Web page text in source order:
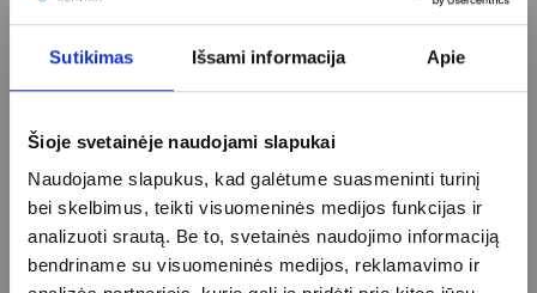
Sutikimas Išsami informacija Apie
Šioje svetainėje naudojami slapukai
Naudojame slapukus, kad galėtume suasmeninti turinį
bei skelbimus, teikti visuomeninės medijos funkcijas ir
analizuoti srautą. Be to, svetainės naudojimo informaciją
bendriname su visuomeninės medijos, reklamavimo ir
Kontraceptinės spiralės „MIRENA“ įvedimas (spiralė
Kontraceptinės spiralės „NOVA T Cu“ įvedimas (spiralė
įskaičiuota) 145 €
Kontraceptinio implanto „Nexplanon“ įterpimas
(implantas įskaičiuotas)
299 €
Kontraceptinio implanto įterpimas 115 €
Kontraceptinio implanto pašalinimas 115 €
Spiralės išėmimas 55 €
Spiralės įvedimas 75 €